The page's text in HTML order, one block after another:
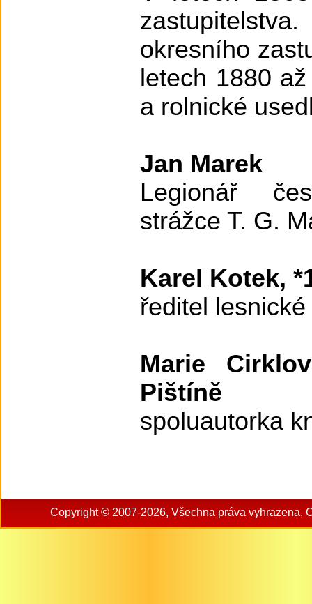
okresního
letech 1880
a rolnické
Jan Marek
Legionář
strážce T. G.
Karel Kotek,
ředitel
Marie
Pištíně
spoluautorka
Copyright © 2007-2026, Všechna práva vyhrazena,